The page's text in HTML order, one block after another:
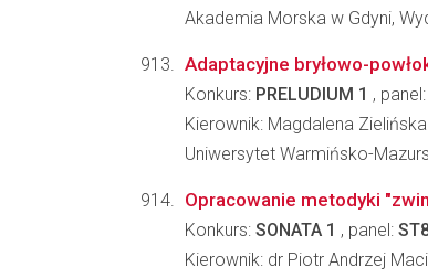
Akademia Morska w Gdyni,
Adaptacyjne bryłowo-
Konkurs: PRELUDIUM 1 , panel:
Kierownik: Magdalena Zielińska
Uniwersytet Warmińsko-
Opracowanie metodyki
Konkurs: SONATA 1 , panel:
Kierownik: dr Piotr Andrzej